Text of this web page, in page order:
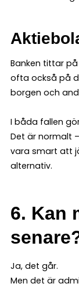
Banken tittar
ofta också på
borgen och
I båda fallen
Det är normalt
vara smart att
alternativ.
6. Kan
Ja, det går.
Men det är